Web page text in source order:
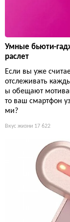
Умные бьюти-
раслет
Если вы уже
отслеживать
ы обещают
то ваш смартфон
ми?
Вкус жизни 17 622